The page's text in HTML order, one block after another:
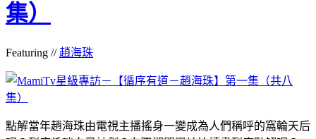
集）
Featuring //趙海珠
點解當年趙海珠由電視主播搖身一變成為人們稱呼的窩輪天后